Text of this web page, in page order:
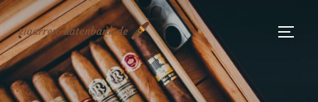
Skip
to
content